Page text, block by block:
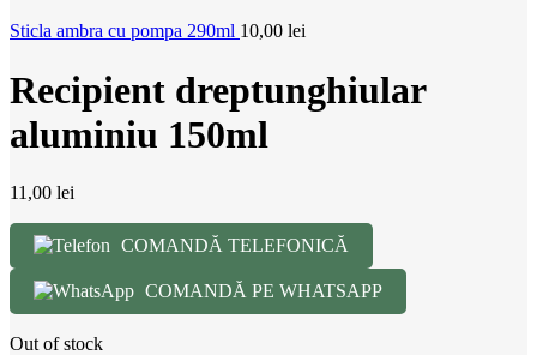
Sticla ambra cu pompa 290ml 10,00 lei
Recipient dreptunghiular
aluminiu 150ml
11,00 lei
COMANDĂ TELEFONICĂ
COMANDĂ PE WHATSAPP
Out of stock